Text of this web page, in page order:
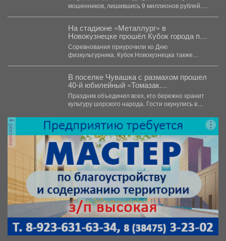
мошенников, лишившись 9 миллионов рублей.
На стадионе «Металлург» в
Новокузнецке прошёл Кубок города по
лёгкой атлетике.
Соревнования приурочили ко Дню
физкультурника. Кубок Новокузнецка также
В поселке Чувашка с размахом прошел
40-й юбилейный «Томазак
Пайрам-2026».
Праздник объединил всех, кто бережно хранит
культуру шорского народа. Гости окунулись в
реклама